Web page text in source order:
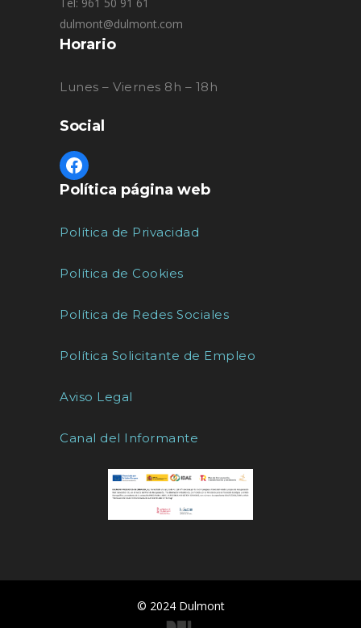
dulmont@dulmont.com
Horario
Lunes – Viernes 8h – 18h
Social
Política página web
Política de Privacidad
Política de Cookies
Política de Redes Sociales
Política Solicitante de Empleo
Aviso Legal
Canal del Informante
© 2024 Dulmont